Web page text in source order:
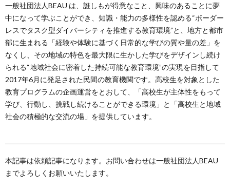
一般社団法人BEAU は、誰しもが得意なこと、興味のあることに夢
中になって学ぶことができ、知識・能力の多様性を認める“ボーダー
レスでタスク型ダイバーシティを推進する教育環境”と、地方と都市
部に生まれる「経験や体験に基づく日常的な学びの質や量の差」を
なくし、その地域の特色を最大限に生かした学びをデザインし続け
られる“地域社会に密着した持続可能な教育環境”の実現を目指して
2017年6月に発足された民間の教育機関です。高校生を対象とした
教育プログラムの企画運営をとおして、「高校生が主体性をもって
学び、行動し、挑戦し続けることができる環境」と「高校生と地域
社会の積極的な交流の場」を提供しています。
本記事は依頼記事になります。お問い合わせは一般社団法人BEAU
までよろしくお願いいたします。